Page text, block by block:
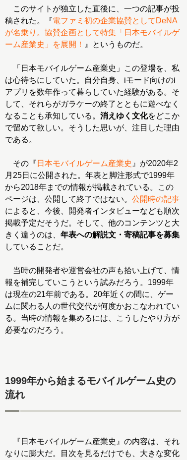
このサイトが独立した直後に、一つの記事が投
稿された。『電ファミ初の企業協賛としてDeNA
が名乗り。協賛企画として特集「日本モバイルゲ
ーム産業史」を展開！
』というものだ。
「日本モバイルゲーム産業史」この登場を、私
は心待ちにしていた。自分自身、iモード向けのi
アプリを数年作って暮らしていた経験がある。そ
して、それらがガラケーの終了とともに遊べなく
なることも承知している。 消えゆく文化をどこか
で留めて欲しい。そうした思いが、注目した理由
である。
その『 日本モバイルゲーム産業史 』が2020年2
月25日に公開された。年表と脚注形式で1999年
から2018年までの情報が掲載されている。この
ページは、公開して終了ではない。 公開時の記事
によると、今後、開発者インタビューなども順次
掲載予定だそうだ。そして、他のコンテンツと大
きく違うのは、 年表への解説文・寄稿記事を募集
していることだ。
当時の開発者や運営会社の声も拾い上げて、情
報を補完していこうという試みだろう。1999年
は現在の21年前である。20年近くの間に、ゲー
ムに関わる人の世代交代が何度かおこなわれてい
る。当時の情報を集めるには、こうしたやり方が
必要なのだろう。
1999年から始まるモバイルゲーム史の
流れ
『日本モバイルゲーム産業史』の内容は、それ
なりに膨大だ。目次を見るだけでも、大きな変化